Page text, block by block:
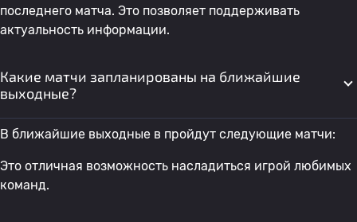
последнего матча. Это позволяет поддерживать
актуальность информации.
Какие матчи запланированы на ближайшие
выходные?
В ближайшие выходные в пройдут следующие матчи:
Это отличная возможность насладиться игрой любимых
команд.